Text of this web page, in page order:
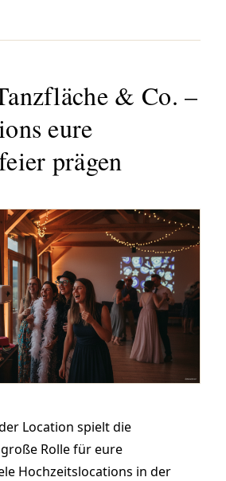
& Co. –
eure
prägen
Location spielt die
Rolle für eure
Hochzeitslocations in der